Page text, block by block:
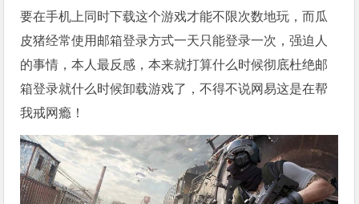
要在手机上同时下载这个游戏才能不限次数地玩，而瓜
皮猪经常使用邮箱登录方式一天只能登录一次，强迫人
的事情，本人最反感，本来就打算什么时候彻底杜绝邮
箱登录就什么时候卸载游戏了，不得不说网易这是在帮
我戒网瘾！